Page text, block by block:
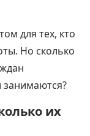
для тех, кто
Но сколько
занимаются?
их